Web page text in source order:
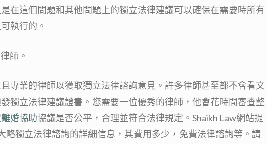
在這個問題和其他問題上的獨立法律建議可以確保在需要時所有
執行的。
師。
專業的律師以獲取獨立法律諮詢意見。許多律師甚至都不會看文
獨立法律建議證書。您需要一位優秀的律師，他會花時間審查整
離婚協助協議是否公平，合理並符合法律規定。Shaikh Law網站提
略獨立法律諮詢的詳細信息，其費用多少，免費法律諮詢等。請